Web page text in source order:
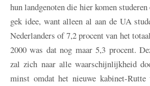
hun landgenoten die hier komen
gek idee, want alleen al aan de UA
Nederlanders of 7,2 procent van het
2000 was dat nog maar 5,3 procent.
zal zich naar alle waarschijnlijkheid
minst omdat het nieuwe kabinet-